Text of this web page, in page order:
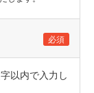
必須
以内で入力し